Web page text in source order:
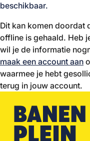
beschikbaar.
Dit kan komen doordat
offline is gehaald. Heb
wil je de informatie
maak een account aan
waarmee je hebt
terug in jouw account.